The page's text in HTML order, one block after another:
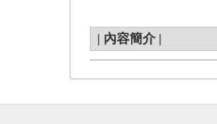
| 內容簡介 |